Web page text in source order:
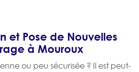
et Pose de Nouvelles
à Mouroux
ou peu sécurisée ? Il est peut-